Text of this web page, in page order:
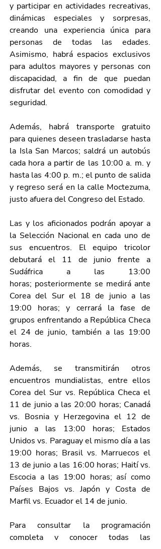
y participar en actividades recreativas,
dinámicas especiales y sorpresas,
creando una experiencia única para
personas de todas las edades.
Asimismo, habrá espacios exclusivos
para adultos mayores y personas con
discapacidad, a fin de que puedan
disfrutar del evento con comodidad y
seguridad.
Además, habrá transporte gratuito
para quienes deseen trasladarse hasta
la Isla San Marcos; saldrá un autobús
cada hora a partir de las 10:00 a. m. y
hasta las 4:00 p. m.; el punto de salida
y regreso será en la calle Moctezuma,
justo afuera del Congreso del Estado.
Las y los aficionados podrán apoyar a
la Selección Nacional en cada uno de
sus encuentros. El equipo tricolor
debutará el 11 de junio frente a
Sudáfrica a las 13:00
horas; posteriormente se medirá ante
Corea del Sur el 18 de junio a las
19:00 horas;
y cerrará la fase de
grupos enfrentando a República Checa
el 24 de junio, también a las 19:00
horas.
Además, se transmitirán otros
encuentros mundialistas, entre ellos
Corea del Sur vs. República Checa el
11 de junio a las 20:00 horas; Canadá
vs. Bosnia y Herzegovina el 12 de
junio a las 13:00 horas; Estados
Unidos vs. Paraguay el mismo día a las
19:00 horas; Brasil vs. Marruecos el
13 de junio a las 16:00 horas; Haití vs.
Escocia a las 19:00 horas; así como
Países Bajos vs. Japón y Costa de
Marfil vs. Ecuador el 14 de junio.
Para consultar la programación
completa y conocer todas las